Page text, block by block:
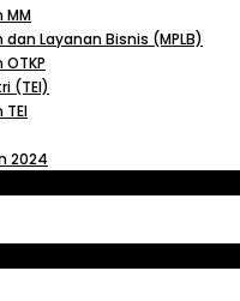
MM
Layanan Bisnis (MPLB)
(TEI)
2024